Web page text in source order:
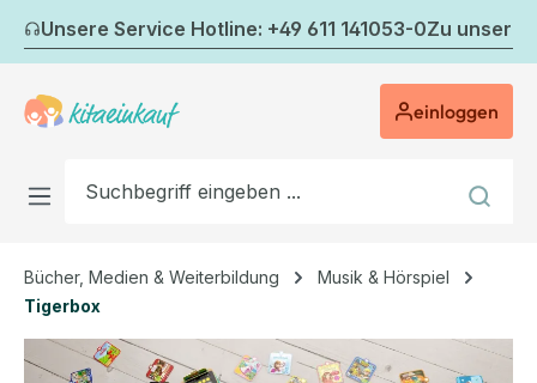
Zum Hauptinhalt springen
Unsere Service Hotline: +49 611 141053-0Zu
einloggen
Bücher, Medien & Weiterbildung
Musik & Hörspiel
Tigerbox